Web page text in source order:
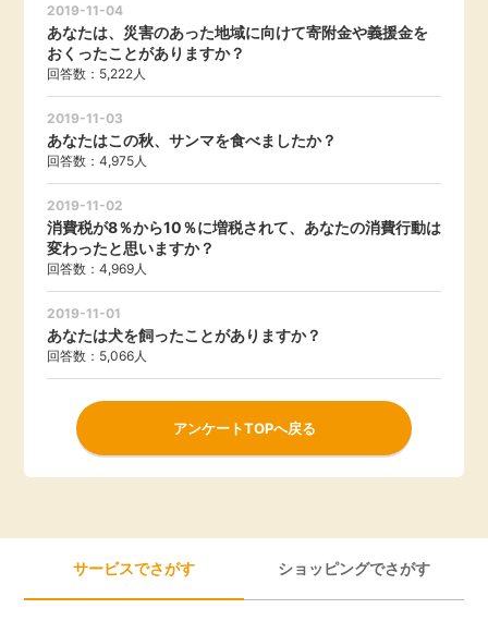
2019-11-04
あなたは、災害のあった地域に向けて寄附金や義援金を
おくったことがありますか？
回答数：5,222人
2019-11-03
あなたはこの秋、サンマを食べましたか？
回答数：4,975人
2019-11-02
消費税が8％から10％に増税されて、あなたの消費行動は
変わったと思いますか？
回答数：4,969人
2019-11-01
あなたは犬を飼ったことがありますか？
回答数：5,066人
アンケートTOPへ戻る
サービスでさがす ショッピングでさがす